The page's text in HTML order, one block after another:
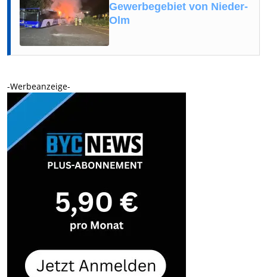
Gewerbegebiet von Nieder-
Olm
-Werbeanzeige-